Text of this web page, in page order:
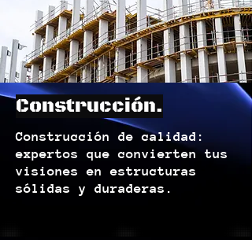
Construcción.
Construcción de calidad:
expertos que convierten tus
visiones en estructuras
sólidas y duraderas.